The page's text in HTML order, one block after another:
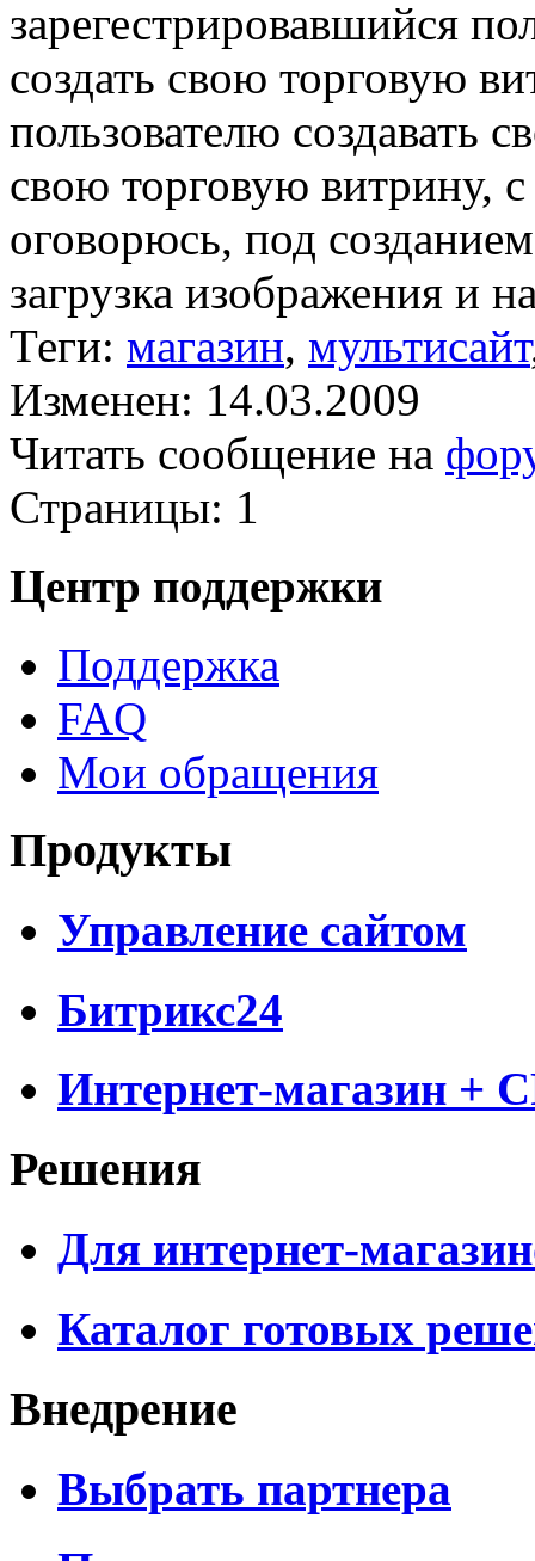
зарегестрировавшийся
создать свою торговую
пользователю создавать
свою торговую витрину,
оговорюсь, под
загрузка изображения и
Теги: магазин, мультисайт
Изменен: 14.03.2009
Читать сообщение на
Страницы: 1
Центр поддержки
Поддержка
FAQ
Мои обращения
Продукты
Управление сайтом
Битрикс24
Интернет-магазин +
Решения
Для интернет-
Каталог готовых
Внедрение
Выбрать партнера